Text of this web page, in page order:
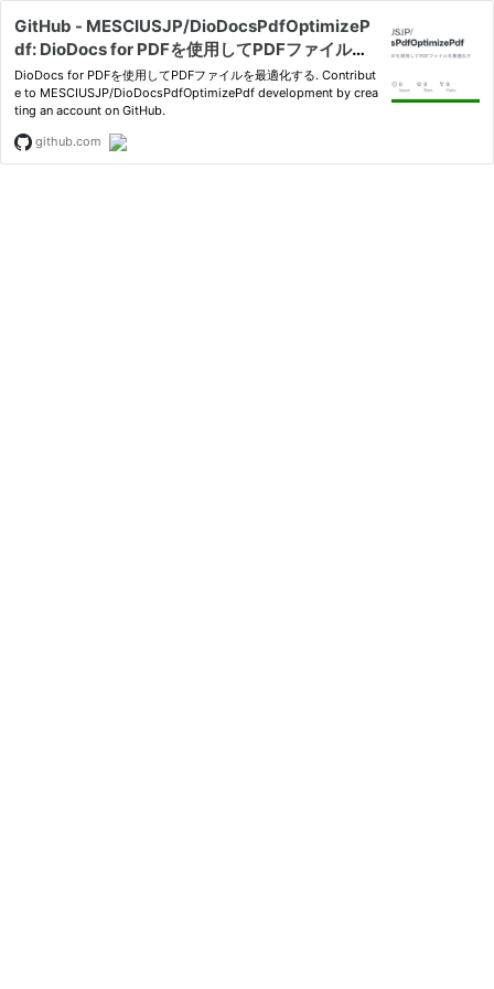
GitHub - MESCIUSJP/DioDocsPdfOptimizeP
df: DioDocs for PDFを使用してPDFファイルを
最適化する
DioDocs for PDFを使用してPDFファイルを最適化する. Contribut
e to MESCIUSJP/DioDocsPdfOptimizePdf development by crea
ting an account on GitHub.
github.com